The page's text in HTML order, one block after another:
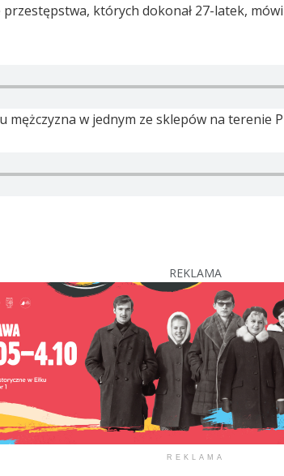
przestępstwa, których dokonał 27-latek,
w jednym ze sklepów na terenie
REKLAMA
REKLAMA